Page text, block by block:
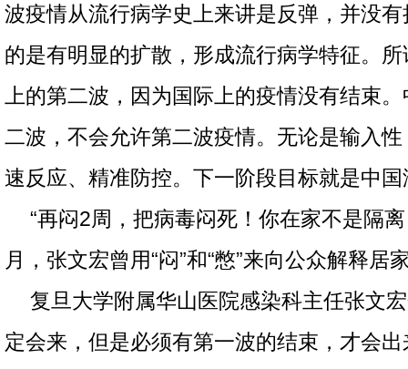
波疫情从流行病学史上来讲是反弹，并没
的是有明显的扩散，形成流行病学特征。
上的第二波，因为国际上的疫情没有结束
二波，不会允许第二波疫情。无论是输入
速反应、精准防控。下一阶段目标就是中
“再闷2周，把病毒闷死！你在家不是隔
月，张文宏曾用“闷”和“憋”来向公众解释居
复旦大学附属华山医院感染科主任张文
定会来，但是必须有第一波的结束，才会